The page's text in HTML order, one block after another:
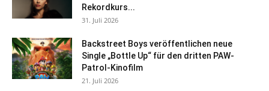
Rekordkurs...
31. Juli 2026
Backstreet Boys veröffentlichen neue
Single „Bottle Up“ für den dritten PAW-
Patrol-Kinofilm
21. Juli 2026